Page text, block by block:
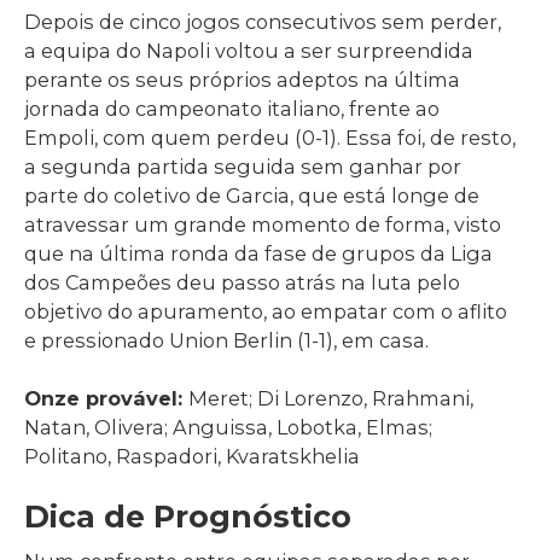
Depois de cinco jogos consecutivos sem perder,
a equipa do Napoli voltou a ser surpreendida
perante os seus próprios adeptos na última
jornada do campeonato italiano, frente ao
Empoli, com quem perdeu (0-1). Essa foi, de resto,
a segunda partida seguida sem ganhar por
parte do coletivo de Garcia, que está longe de
atravessar um grande momento de forma, visto
que na última ronda da fase de grupos da Liga
dos Campeões deu passo atrás na luta pelo
objetivo do apuramento, ao empatar com o aflito
e pressionado Union Berlin (1-1), em casa.
Onze provável: Meret; Di Lorenzo, Rrahmani,
Natan, Olivera; Anguissa, Lobotka, Elmas;
Politano, Raspadori, Kvaratskhelia
Dica de Prognóstico